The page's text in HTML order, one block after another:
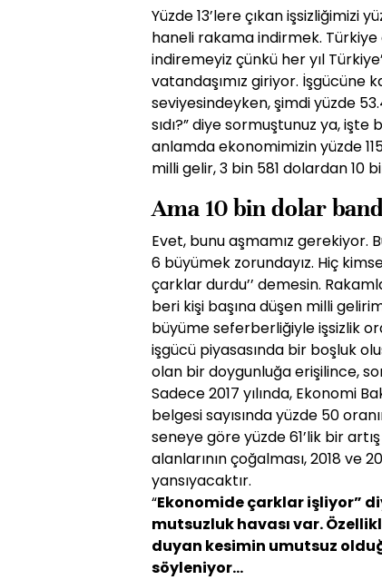
Yüzde 13’lere çıkan işsiz­liğimizi
haneli rakama indirmek.
indireme­yiz çünkü her yıl
vatandaşımız giriyor. İşgü­cüne
seviyesindeyken, şimdi yüzde
sıdı?” diye sormuştunuz ya, işte
anlamda ekonomi­mizin yüzde
milli gelir, 3 bin 581 dolardan 10
Ama 10 bin dolar
Evet, bunu aşmamız gere­kiyor.
6 büyümek zorundayız. Hiç
çarklar durdu’’ demesin.
beri kişi başına düşen milli
büyüme seferber­liğiyle işsizlik
işgücü piyasasında bir boş­luk
olan bir doygunluğa erişilince,
Sadece 2017 yılında, Ekonomi
belgesi sayısında yüzde 50
seneye göre yüzde 61’lik bir
alanlarının çoğalması, 2018 ve
yansıyacaktır.
“Ekonomide çarklar işliyor”
mut­suzluk havası var.
duyan kesimin umut­suz
söyleniyor...